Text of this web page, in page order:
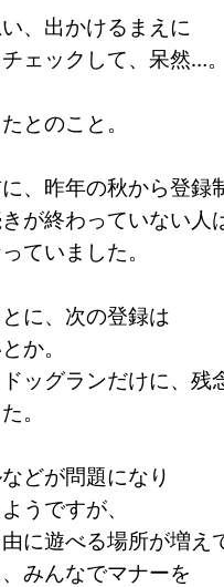
、出かけるまえに
ェックして、呆然…。
とのこと。
、昨年の秋から登録
が終わっていない人
ていました。
に、次の登録は
か。
ッグランだけに、残
。
どが問題になり
うですが、
に遊べる場所が増え
みんなでマナーを